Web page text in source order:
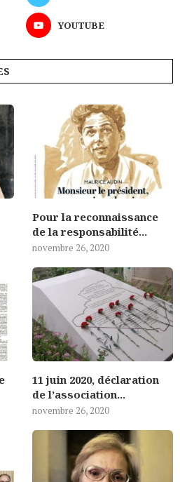
YOUTUBE
Pour la reconnaissance
de la responsabilité...
novembre 26, 2020
11 juin 2020, déclaration
de l’association...
novembre 26, 2020